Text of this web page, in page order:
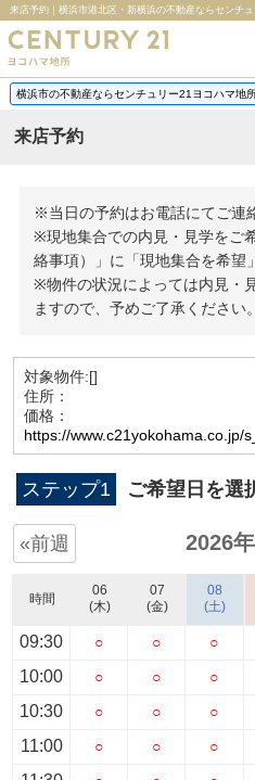
来店予約｜横浜市港北区・新横浜の不動産ならセンチ
横浜市の不動産ならセンチュリー21ヨコハマ地
来店予約
※当日の予約はお電話にてご連
※現地集合での内見・見学をご
絡事項）」に「現地集合を希望
※物件の状況によっては内見・
ますので、予めご了承ください。
対象物件:[]
住所：
価格：
https://www.c21yokohama.co.jp/
ステップ1 ご希望日を選
«前週 2026
時間
09:30
10:00
10:30
11:00
06
(木)
○
○
○
○
07
(金)
○
○
○
○
08
(土)
○
○
○
○